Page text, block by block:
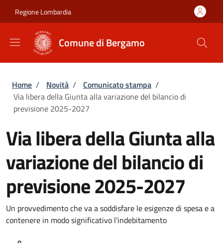
Regione Lombardia
Comune di Bergamo
Briciole di pane
Home / Novità / Comunicato stampa /
Via libera della Giunta alla variazione del bilancio di
previsione 2025-2027
Via libera della Giunta alla
variazione del bilancio di
previsione 2025-2027
Un provvedimento che va a soddisfare le esigenze di spesa e a
contenere in modo significativo l’indebitamento